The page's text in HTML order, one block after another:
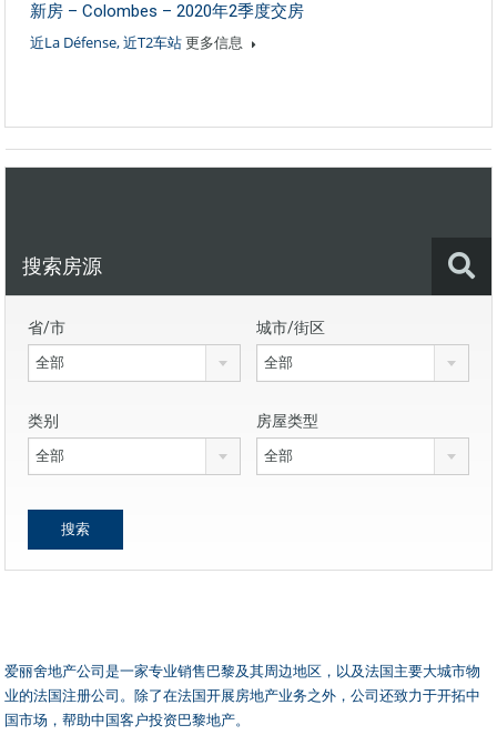
新房 – Colombes – 2020年2季度交房
近La Défense, 近T2车站更多信息
搜索房源
省/市
全部
城市/街区
全部
类别
全部
房屋类型
全部
爱丽舍地产公司是一家专业销售巴黎及其周边地区，以及法国主要大城市物
业的法国注册公司。除了在法国开展房地产业务之外，公司还致力于开拓中
国市场，帮助中国客户投资巴黎地产。